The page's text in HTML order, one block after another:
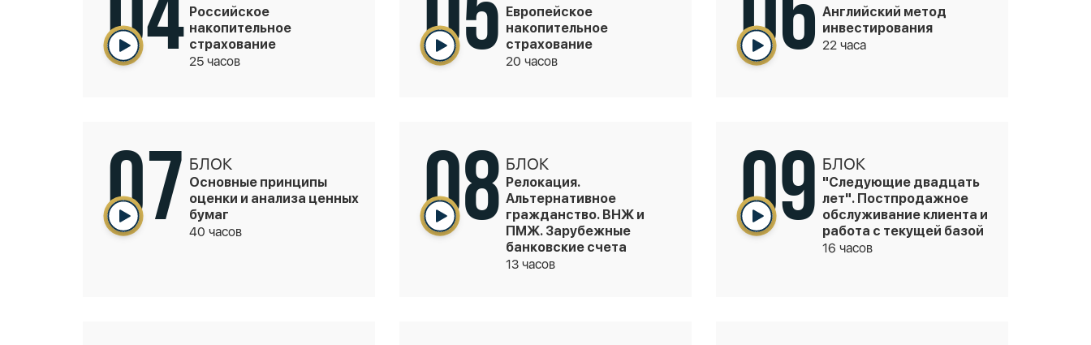
04 Российское
накопительное
страхование
25 часов
05
Европейское
накопительное
страхование
20 часов
06 Английский метод
инвестирования
22 часа
07 БЛОК
Основные принципы
оценки и анализа ценных
бумаг
40 часов
08 БЛОК
Релокация.
Альтернативное
гражданство. ВНЖ и
ПМЖ. Зарубежные
банковские счета
13 часов
09 БЛОК
"Следующие двадцать
лет". Постпродажное
обслуживание клиента и
работа с текущей базой
16 часов